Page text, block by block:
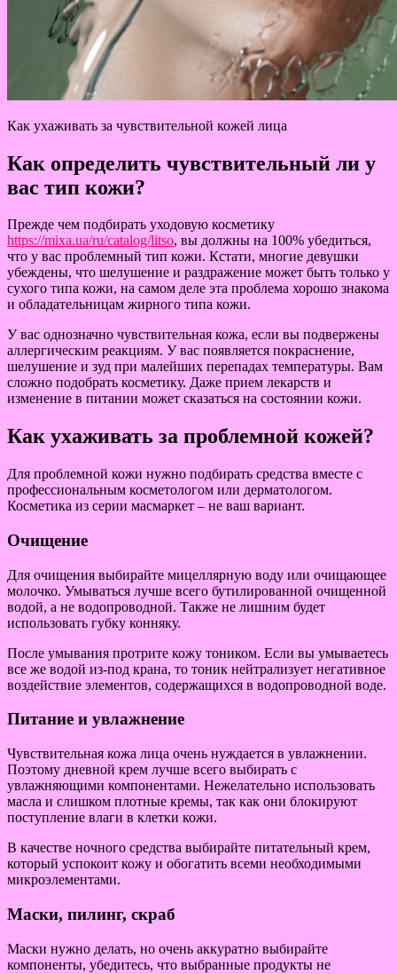
Как ухаживать за чувствительной кожей лица
Как определить чувствительный ли у
вас тип кожи?
Прежде чем подбирать уходовую косметику
https://mixa.ua/ru/catalog/litso, вы должны на 100% убедиться,
что у вас проблемный тип кожи. Кстати, многие девушки
убеждены, что шелушение и раздражение может быть только у
сухого типа кожи, на самом деле эта проблема хорошо знакома
и обладательницам жирного типа кожи.
У вас однозначно чувствительная кожа, если вы подвержены
аллергическим реакциям. У вас появляется покраснение,
шелушение и зуд при малейших перепадах температуры. Вам
сложно подобрать косметику. Даже прием лекарств и
изменение в питании может сказаться на состоянии кожи.
Как ухаживать за проблемной кожей?
Для проблемной кожи нужно подбирать средства вместе с
профессиональным косметологом или дерматологом.
Косметика из серии масмаркет – не ваш вариант.
Очищение
Для очищения выбирайте мицеллярную воду или очищающее
молочко. Умываться лучше всего бутилированной очищенной
водой, а не водопроводной. Также не лишним будет
использовать губку конняку.
После умывания протрите кожу тоником. Если вы умываетесь
все же водой из-под крана, то тоник нейтрализует негативное
воздействие элементов, содержащихся в водопроводной воде.
Питание и увлажнение
Чувствительная кожа лица очень нуждается в увлажнении.
Поэтому дневной крем лучше всего выбирать с
увлажняющими компонентами. Нежелательно использовать
масла и слишком плотные кремы, так как они блокируют
поступление влаги в клетки кожи.
В качестве ночного средства выбирайте питательный крем,
который успокоит кожу и обогатить всеми необходимыми
микроэлементами.
Маски, пилинг, скраб
Маски нужно делать, но очень аккуратно выбирайте
компоненты, убедитесь, что выбранные продукты не